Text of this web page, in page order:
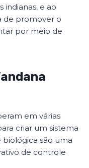
indianas, e ao
de promover o
por meio de
em várias
criar um sistema
biológica são uma
de controle